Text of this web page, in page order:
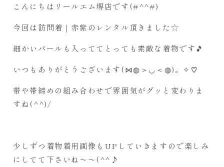
こんにちはリールエム堺店です(#^^#)
今回は訪問着｜赤紫のレンタル頂きました☆
細かいパールも入っててとっても素敵な着物です🎵
いつもありがとうございます(⋈◍＞◡＜◍)。✧♡
帯や帯締めの組み合わせで雰囲気がグッと変わりま
すね(^^)/
少しずつ着物着用画像もUPしていきますので楽しみ
にしてて下さいね～～(^^♪